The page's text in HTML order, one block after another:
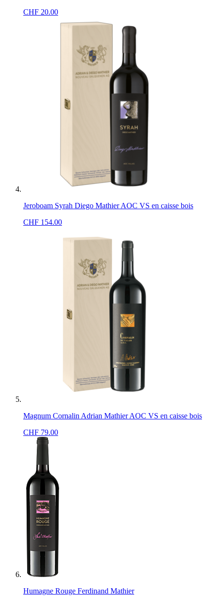
CHF 20.00
Jeroboam Syrah Diego Mathier AOC VS en caisse bois
CHF 154.00
Magnum Cornalin Adrian Mathier AOC VS en caisse bois
CHF 79.00
Humagne Rouge Ferdinand Mathier